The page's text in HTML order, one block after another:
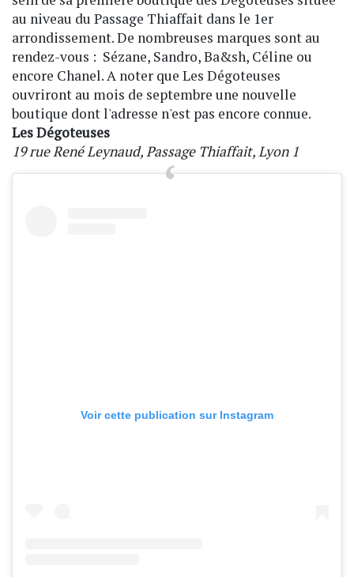
au niveau du Passage Thiaffait dans le 1er
arrondissement. De nombreuses marques sont au
rendez-vous : Sézane, Sandro, Ba&sh, Céline ou
encore Chanel. A noter que Les Dégoteuses
ouvriront au mois de septembre une nouvelle
boutique dont l'adresse n'est pas encore connue.
Les Dégoteuses
19 rue René Leynaud, Passage Thiaffait, Lyon 1
Voir cette publication sur Instagram